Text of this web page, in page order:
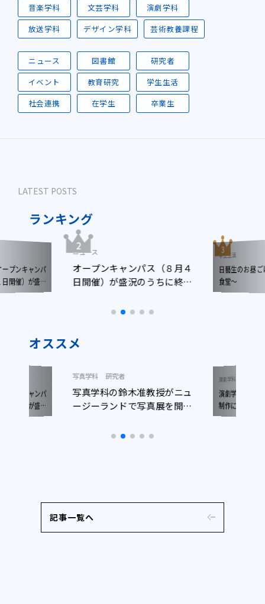
音楽学科
文芸学科
演劇学科
放送学科
デザイン学科 芸術教養課程
ニュース 図書館
研究者
イベント
教育研究
学生生活
社会連携
在学生 卒業生
LATEST POSTS
ランキング
プンキャンパ
開催）が盛況
ました
ニュース
オープンキャンパス（８月４
日開催）が盛況のうちに終了
学生生活
日藝生のお昼
食堂～
オススメ
プンキャンパ
開催）が盛況
写真学科 研究者
写真学科の鈴木准教授がニュ
ージーランドで写真展を開催
演劇学科
演劇学科生が
制作に参加！
記事一覧へ